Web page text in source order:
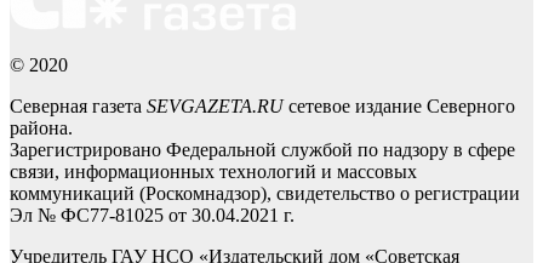
© 2020
Северная газета SEVGAZETA.RUсетевое издание Северного
района.
Зарегистрировано Федеральной службой по надзору в сфере
связи, информационных технологий и массовых
коммуникаций (Роскомнадзор), свидетельство о регистрации
Эл № ФС77-81025 от 30.04.2021 г.
Учредитель ГАУ НСО «Издательский дом «Советская